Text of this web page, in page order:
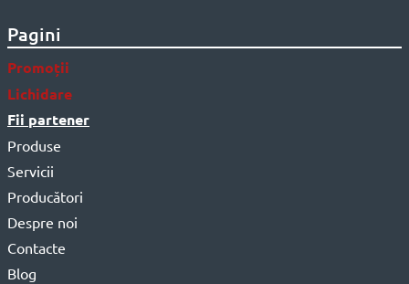
Pagini
Promoții
Lichidare
Fii partener
Produse
Servicii
Producători
Despre noi
Contacte
Blog